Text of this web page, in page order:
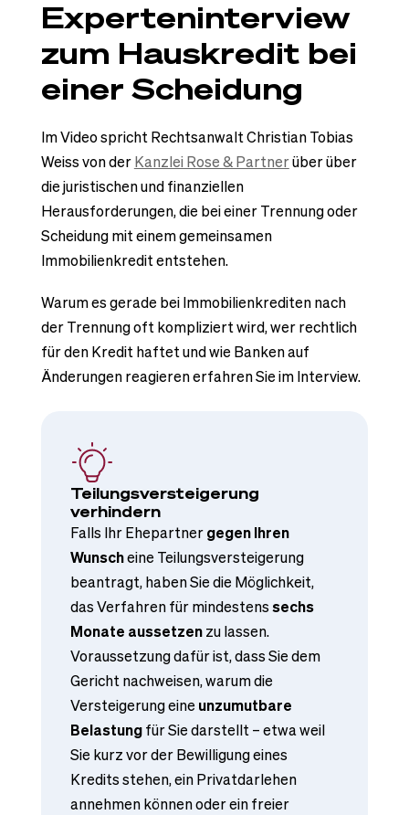
Experteninterview
zum Hauskredit bei
einer Scheidung
Im Video spricht Rechtsanwalt Christian Tobias
Weiss von derKanzlei Rose & Partnerüber über
die juristischen und finanziellen
Herausforderungen, die bei einer Trennung oder
Scheidung mit einem gemeinsamen
Immobilienkredit entstehen.
Warum es gerade bei Immobilienkrediten nach
der Trennung oft kompliziert wird, wer rechtlich
für den Kredit haftet und wie Banken auf
Änderungen reagieren erfahren Sie im Interview.
Teilungsversteigerung
verhindern
Falls Ihr Ehepartnergegen Ihren
Wunscheine Teilungsversteigerung
beantragt, haben Sie die Möglichkeit,
das Verfahren für mindestenssechs
Monate aussetzenzu lassen.
Voraussetzung dafür ist, dass Sie dem
Gericht nachweisen, warum die
Versteigerung eine unzumutbare
Belastungfür Sie darstellt – etwa weil
Sie kurz vor der Bewilligung eines
Kredits stehen, ein Privatdarlehen
annehmen können oder ein freier